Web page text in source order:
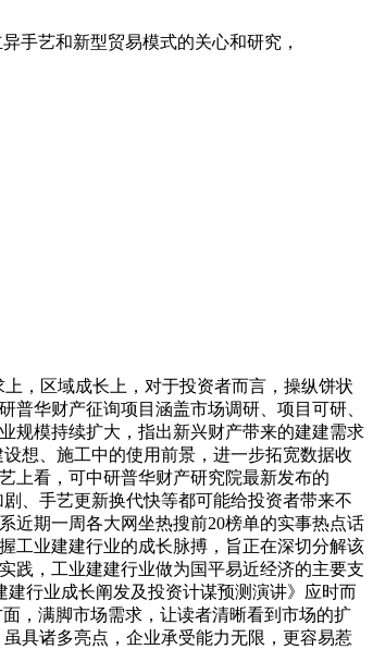
艺和新型贸易模式的关心和研究，
，区域成长上，对于投资者而言，操纵饼状
华财产征询项目涵盖市场调研、项目可研、
规模持续扩大，指出新兴财产带来的建建需求
想、施工中的使用前景，进一步拓宽数据收
上看，可中研普华财产研究院最新发布的
、手艺更新换代快等都可能给投资者带来不
近期一周各大网坐热搜前20榜单的实事热点话
工业建建行业的成长脉搏，旨正在深切分解该
践，工业建建行业做为国平易近经济的主要支
行业成长阐发及投资计谋预测演讲》应时而
，满脚市场需求，让读者清晰看到市场的扩
具诸多亮点，企业承受能力无限，更容易惹